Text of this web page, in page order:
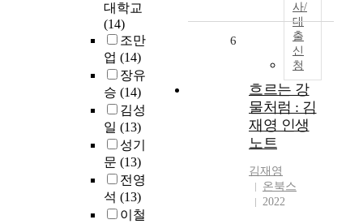
대학교
(14)
조만
업 (14)
장유
승 (14)
김성
일 (13)
성기
문 (13)
전영
석 (13)
이철
사/
대
출
신
청
6
흐르는 강
물처럼 : 김
재영 인생
노트
김재영
온북스
2022